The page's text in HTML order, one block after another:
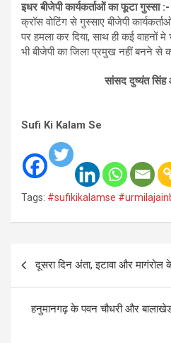
इधर बीजेपी कार्यकर्ताओं का फूटा गुस्सा :-
क्रॉस वोटिंग से गुस्साए बीजेपी
पर हमला कर दिया, साथ ही कई वाहनों
भी बीजेपी का जिला प्रमुख नहीं बनने से
सांसद दुष्यंत सिंह
Sufi Ki Kalam Se
Tags: #sufikikalamse
navigation
दूसरा दिन अंता, इटावा और मागंरोल
हनुमानगढ़ के पवन चौधरी और